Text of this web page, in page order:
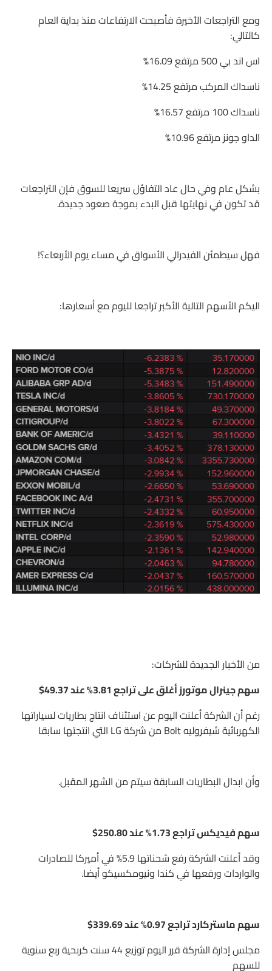
ومع التراجعات الأخيرة فأصبحت الارتفاعات منذ بداية العام
كالتالي:
اس اند بي 500 مرتفع 16.09%
ناسداك المركب مرتفع 14.25%
ناسداك 100 مرتفع 16.57%
الداو جونز مرتفع 10.96%
بشكل عام وفي حال عاد التفاؤل سريعا للسوق فإن التراجعات
قد تكون في نهايتها قبل البدء بموجة صعود جديدة.
فهل سيطمئن الفيدرالي الأسواق في مساء يوم الأربعاء؟!
اليكم الأسهم التالية الأكبر تراجعا لليوم مع أسعارها:
من الأخبار الجديدة للشركات:
سهم جينرال موتورز أغلق على تراجع 3.81% عند 49.37$
رغم أن الشركة أعلنت اليوم عن استئناف انتاج بطاريات لسياراتها
الكهربائية شيفروليه Bolt من شركة LG التي انتجتها سابقا
وأن ابدال البطاريات السابقة سيتم من الشهر المقبل.
سهم فيديكس تراجع 1.73% عند 250.80$
وقد أعلنت الشركة رفع شحناتها 5.9% في أميركا للصادرات
والواردات ورفعها في كندا ونيومكسيكو أيضا.
سهم ماستركارد تراجع 0.97% عند 339.69$
مجلس إدارة الشركة قرر اليوم توزيع 44 سنت كربحية ربع سنوية
للسهم